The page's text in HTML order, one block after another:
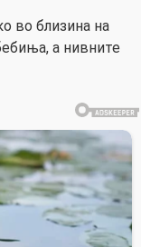
во близина на
а нивните